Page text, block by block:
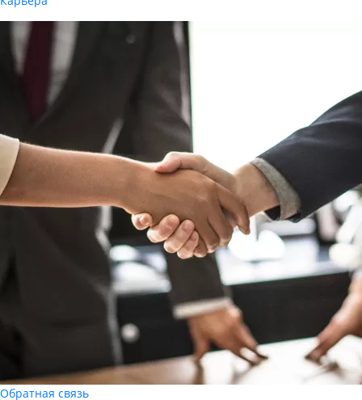
Обратная связь